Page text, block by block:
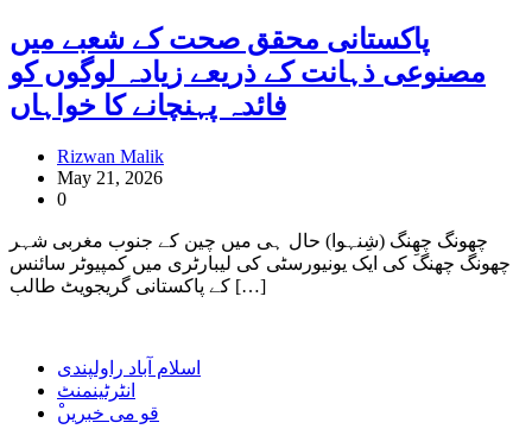
پاکستانی محقق صحت کے شعبے میں
مصنوعی ذہانت کے ذریعے زیادہ لوگوں کو
فائدہ پہنچانے کا خواہاں
Rizwan Malik
May 21, 2026
0
چھونگ چھِنگ (شِنہوا) حال ہی میں چین کے جنوب مغربی شہر
چھونگ چھنگ کی ایک یونیورسٹی کی لیبارٹری میں کمپیوٹر سائنس
کے پاکستانی گریجویٹ طالب […]
اسلام آباد راولپندی
انٹرٹینمنٹ
ْقو می خبریں